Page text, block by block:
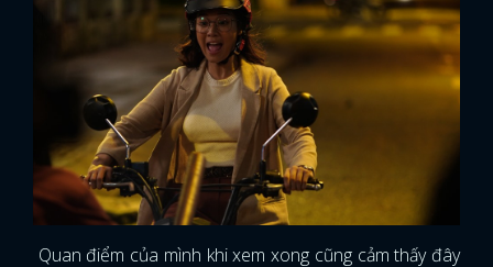
Quan điểm của mình khi xem xong cũng cảm thấy đây